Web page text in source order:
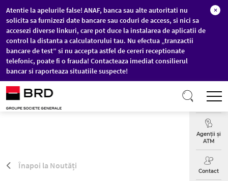
Sari la conținutul principal
Atentie la apelurile false! ANAF, banca sau alte autoritati nu
solicita sa furnizezi date bancare sau coduri de access, si nici sa
accesezi diverse linkuri, care pot duce la instalarea de aplicatii de
control la distanta a calculatorului tau. Nu efectua „tranzactii
bancare de test” si nu accepta astfel de cereri receptionate
telefonic, poate fi o frauda! Contacteaza imediat consilierul
bancar si raporteaza situatiile suspecte!
×
Curs
Agenții și
ATM
Contact
Înapoi la Noutăți